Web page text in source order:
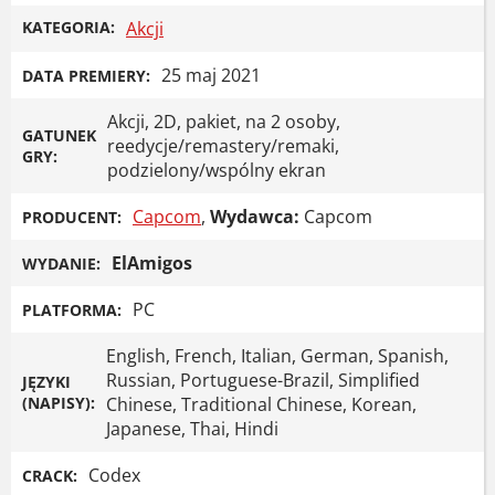
KATEGORIA: Akcji
DATA PREMIERY: 25 maj 2021
GATUNEK
GRY:
Akcji, 2D, pakiet, na 2 osoby,
reedycje/remastery/remaki,
podzielony/wspólny ekran
PRODUCENT: Capcom, Wydawca: Capcom
WYDANIE: ElAmigos
PLATFORMA: PC
JĘZYKI
(NAPISY):
English, French, Italian, German, Spanish,
Russian, Portuguese-Brazil, Simplified
Chinese, Traditional Chinese, Korean,
Japanese, Thai, Hindi
CRACK: Codex